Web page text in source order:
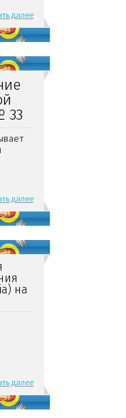
далее
33
далее
на
далее